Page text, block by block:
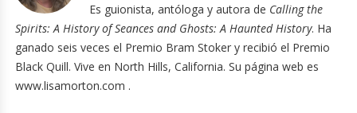
Es guionista, antóloga y autora de Calling the
Spirits: A History of Seances and Ghosts: A Haunted History. Ha
ganado seis veces el Premio Bram Stoker y recibió el Premio
Black Quill. Vive en North Hills, California. Su página web es
www.lisamorton.com .